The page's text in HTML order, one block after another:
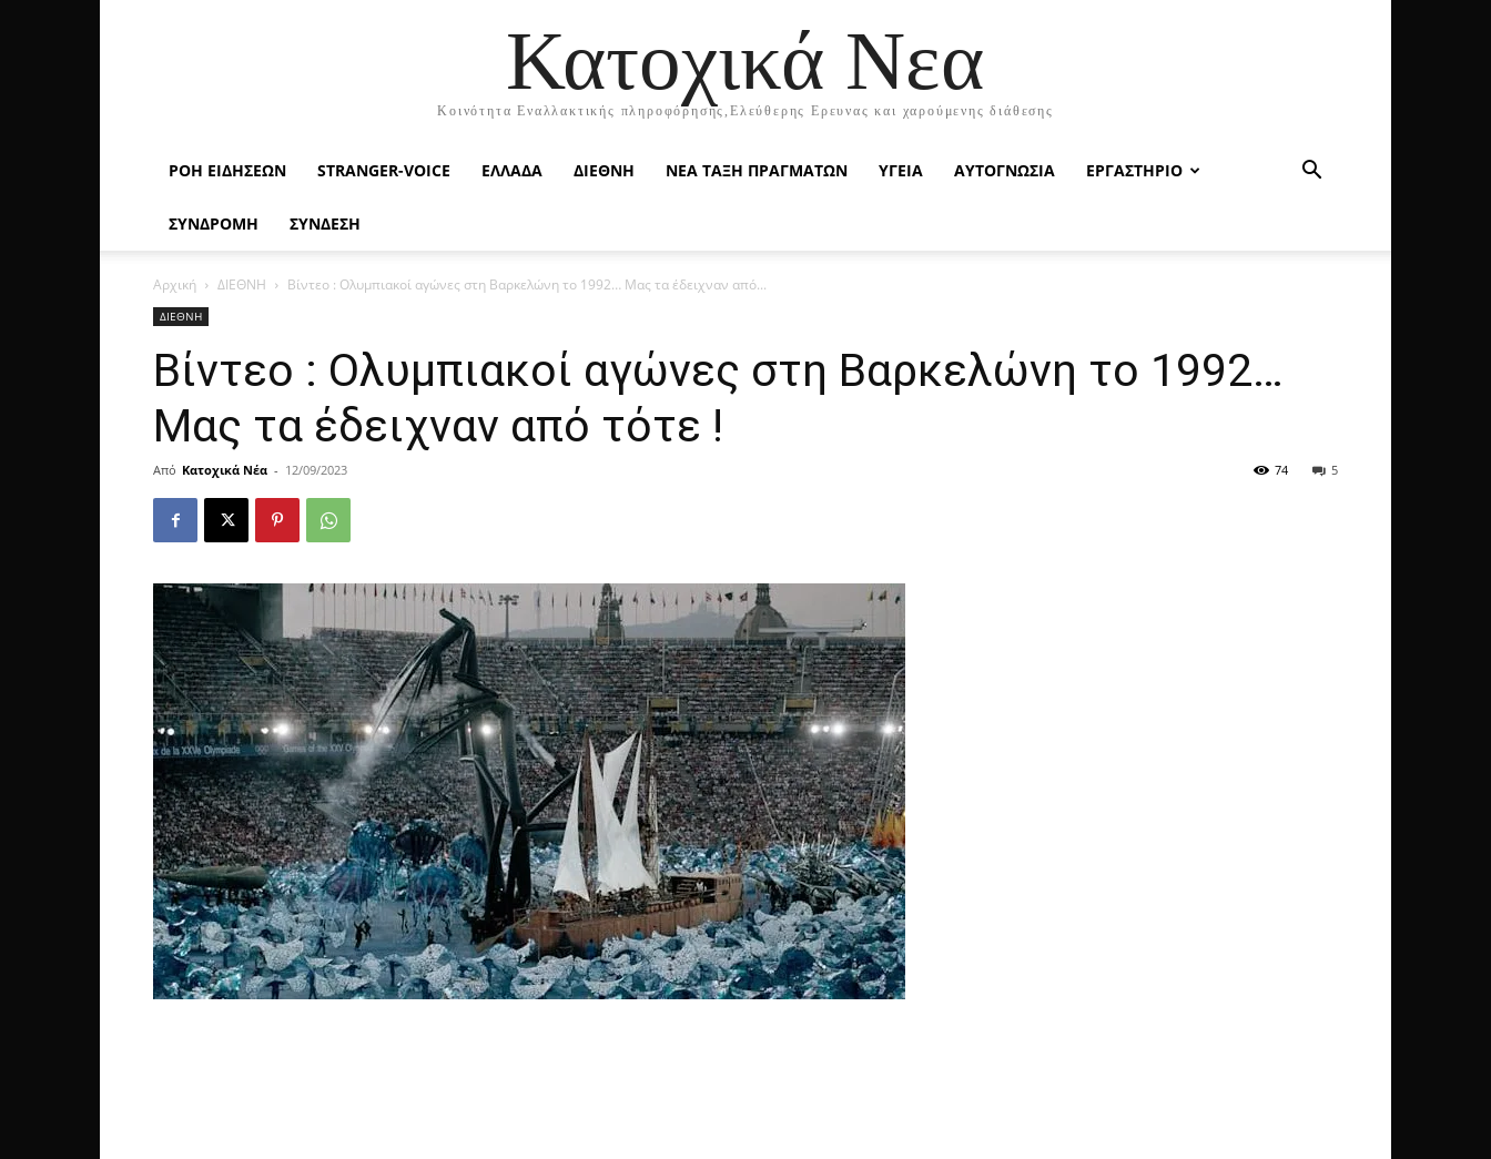
Κατοχικά Νεα
Κοινότητα Εναλλακτικής πληροφόρησης,Ελεύθερης Ερευνας και χαρούμενης διάθεσης
ΡΟΉ ΕΙΔΉΣΕΩΝ STRANGER-VOICE ΕΛΛΑΔΑ ΔΙΕΘΝΗ ΝΕΑ ΤΑΞΗ ΠΡΑΓΜΑΤΩΝ ΥΓΕΙΑ ΑΥΤΟΓΝΩΣΙΑ ΕΡΓΑΣΤΗΡΙΟ
ΣΥΝΔΡΟΜΗ ΣΥΝΔΕΣΗ
Αρχική ΔΙΕΘΝΗ Βίντεο : Ολυμπιακοί αγώνες στη Βαρκελώνη το 1992… Μας τα έδειχναν από...
ΔΙΕΘΝΗ
Βίντεο : Ολυμπιακοί αγώνες στη Βαρκελώνη το 1992…
Μας τα έδειχναν από τότε !
Από Κατοχικά Νέα - 12/09/2023 5
74